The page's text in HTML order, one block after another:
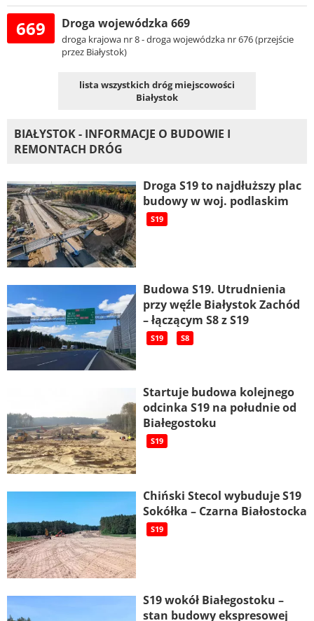
669 Droga wojewódzka 669
droga krajowa nr 8 - droga wojewódzka nr 676 (przejście
przez Białystok)
lista wszystkich dróg miejscowości
Białystok
BIAŁYSTOK - INFORMACJE O BUDOWIE I
REMONTACH DRÓG
Droga S19 to najdłuższy plac
budowy w woj. podlaskim
S19
Budowa S19. Utrudnienia
przy węźle Białystok Zachód
– łączącym S8 z S19
S19 S8
Startuje budowa kolejnego
odcinka S19 na południe od
Białegostoku
S19
Chiński Stecol wybuduje S19
Sokółka – Czarna Białostocka
S19
S19 wokół Białegostoku –
stan budowy ekspresowej